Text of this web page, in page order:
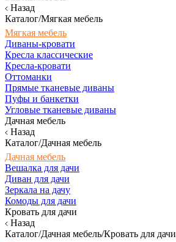
Назад
Каталог/Мягкая мебель
Мягкая мебель
Диваны-кровати
Кресла классические
Кресла-кровати
Оттоманки
Прямые тканевые диваны
Пуфы и банкетки
Угловые тканевые диваны
Дачная мебель
Назад
Каталог/Дачная мебель
Дачная мебель
Вешалка для дачи
Диван для дачи
Зеркала на дачу
Комоды для дачи
Кровать для дачи
Назад
Каталог/Дачная мебель/Кровать для дачи